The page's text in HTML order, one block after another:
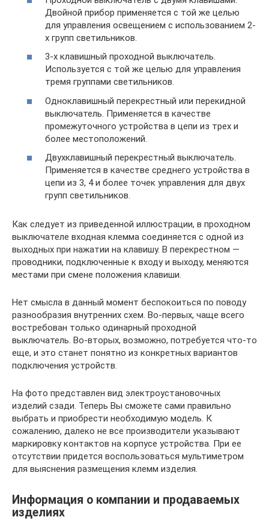
Двойной прибор применяется с той же целью
для управления освещением с использованием 2-
х групп светильников.
3-х клавишный проходной выключатель.
Используется с той же целью для управления
тремя группами светильников.
Одноклавишный перекрестный или перекидной
выключатель. Применяется в качестве
промежуточного устройства в цепи из трех и
более местоположений.
Двухклавишный перекрестный выключатель.
Применяется в качестве среднего устройства в
цепи из 3, 4 и более точек управления для двух
групп светильников.
Как следует из приведенной иллюстрации, в проходном
выключателе входная клемма соединяется с одной из
выходных при нажатии на клавишу. В перекрестном —
проводники, подключенные к входу и выходу, меняются
местами при смене положения клавиши.
Нет смысла в данный момент беспокоиться по поводу
разнообразия внутренних схем. Во-первых, чаще всего
востребован только одинарный проходной
выключатель. Во-вторых, возможно, потребуется что-то
еще, и это станет понятно из конкретных вариантов
подключения устройств.
На фото представлен вид электроустановочных
изделий сзади. Теперь Вы сможете сами правильно
выбрать и приобрести необходимую модель. К
сожалению, далеко не все производители указывают
маркировку контактов на корпусе устройства. При ее
отсутствии придется воспользоваться мультиметром
для выяснения размещения клемм изделия.
Информация о компании и продаваемых
изделиях